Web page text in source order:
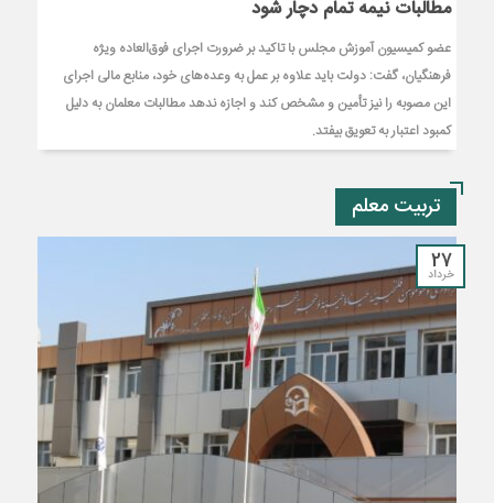
مطالبات نیمه‌ تمام دچار شود
عضو کمیسیون آموزش مجلس با تاکید بر ضرورت اجرای فوق‌العاده ویژه
فرهنگیان، گفت: دولت باید علاوه بر عمل به وعده‌های خود، منابع مالی اجرای
این مصوبه را نیز تأمین و مشخص کند و اجازه ندهد مطالبات معلمان به دلیل
کمبود اعتبار به تعویق بیفتد.
تربیت معلم
27
خرداد